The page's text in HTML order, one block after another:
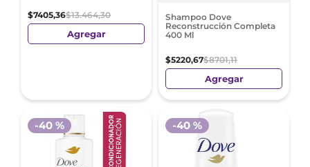
$7405,36$13.464,30
Agregar
Shampoo Dove
Reconstrucción Completa
400 Ml
$5220,67$8701,11
Agregar
-40 % -40 %